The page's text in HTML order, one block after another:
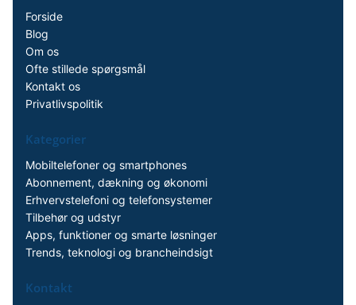
Forside
Blog
Om os
Ofte stillede spørgsmål
Kontakt os
Privatlivspolitik
Kategorier
Mobiltelefoner og smartphones
Abonnement, dækning og økonomi
Erhvervstelefoni og telefonsystemer
Tilbehør og udstyr
Apps, funktioner og smarte løsninger
Trends, teknologi og brancheindsigt
Kontakt